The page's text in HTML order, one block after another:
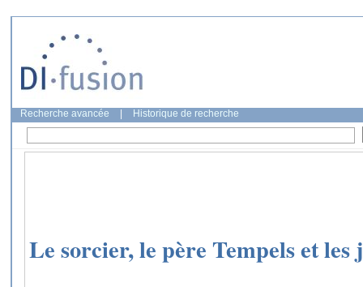
Recherche avancée Historique de recherche
Le sorcier, le père Tempels et les